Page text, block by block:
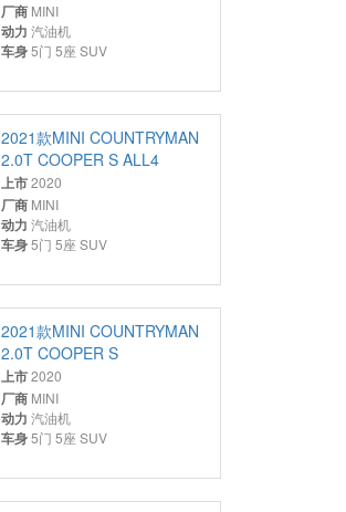
厂商 MINI
动力 汽油机
车身5门 5座 SUV
2021款MINI COUNTRYMAN
2.0T COOPER S ALL4
上市2020
厂商 MINI
动力 汽油机
车身5门 5座 SUV
2021款MINI COUNTRYMAN
2.0T COOPER S
上市2020
厂商 MINI
动力 汽油机
车身5门 5座 SUV